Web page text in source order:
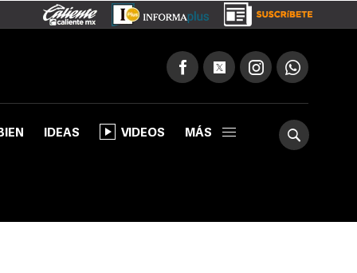
IDEAS VIDEOS MÁS